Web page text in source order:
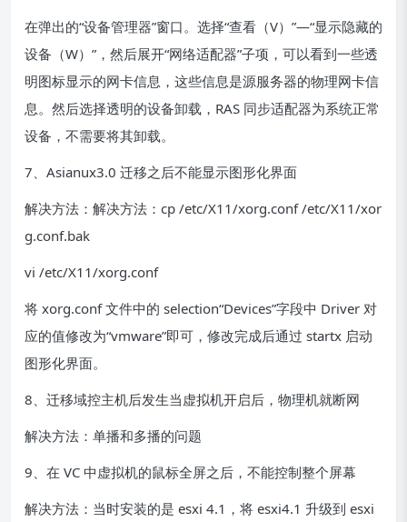
在弹出的“设备管理器”窗口。选择“查看（V）”—“显示隐藏的
设备（W）”，然后展开“网络适配器”子项，可以看到一些透
明图标显示的网卡信息，这些信息是源服务器的物理网卡信
息。然后选择透明的设备卸载，RAS 同步适配器为系统正常
设备，不需要将其卸载。
7、Asianux3.0 迁移之后不能显示图形化界面
解决方法：解决方法：cp /etc/X11/xorg.conf /etc/X11/xor
g.conf.bak
vi /etc/X11/xorg.conf
将 xorg.conf 文件中的 selection“Devices”字段中 Driver 对
应的值修改为“vmware”即可，修改完成后通过 startx 启动
图形化界面。
8、迁移域控主机后发生当虚拟机开启后，物理机就断网
解决方法：单播和多播的问题
9、在 VC 中虚拟机的鼠标全屏之后，不能控制整个屏幕
解决方法：当时安装的是 esxi 4.1，将 esxi4.1 升级到 esxi